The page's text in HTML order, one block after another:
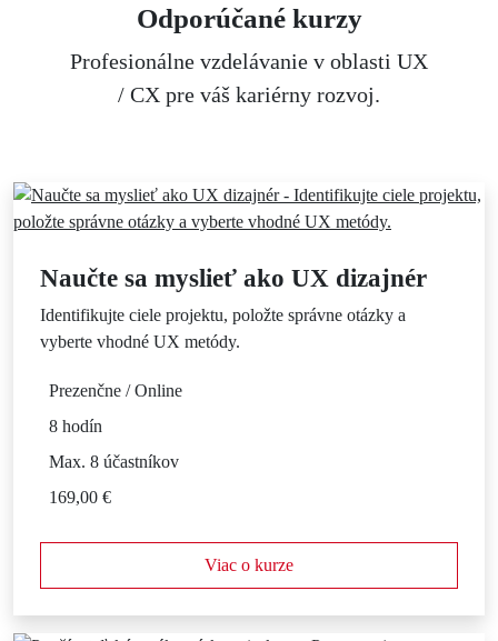
Odporúčané kurzy
Profesionálne vzdelávanie v oblasti UX
/ CX pre váš kariérny rozvoj.
Naučte sa myslieť ako UX dizajnér
Identifikujte ciele projektu, položte správne otázky a
vyberte vhodné UX metódy.
Prezenčne / Online
8 hodín
Max. 8 účastníkov
169,00 €
Viac o kurze